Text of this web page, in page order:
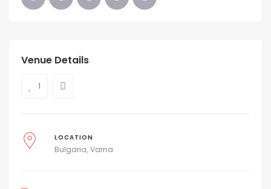
Venue Details
1
LOCATION
Bulgaria Varna